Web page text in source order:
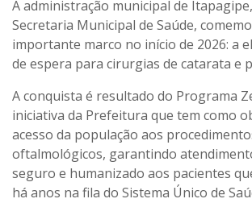
A administração municipal de
Secretaria Municipal de Saúde,
importante marco no início de 2026: a
de espera para cirurgias de catarata e
A conquista é resultado do Programa
iniciativa da Prefeitura que tem como
acesso da população aos
oftalmológicos, garantindo
seguro e humanizado aos pacientes
há anos na fila do Sistema Único de